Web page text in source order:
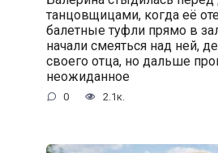
танцовщицами, когда её
балетные туфли прямо в
начали смеяться над ней,
своего отца, но дальше
неожиданное
0 2.1к.